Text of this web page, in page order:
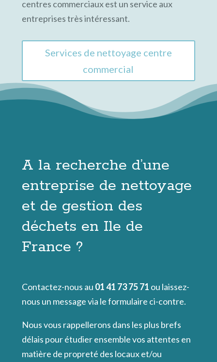
centres commerciaux est un service aux
entreprises très intéressant.
Services de nettoyage centre
commercial
A la recherche d’une
entreprise de nettoyage
et de gestion des
déchets en Ile de
France ?
Contactez-nous au 01 41 73 75 71 ou laissez-
nous un message via le formulaire ci-contre.
Nous vous rappellerons dans les plus brefs
délais pour étudier ensemble vos attentes en
matière de propreté des locaux et/ou